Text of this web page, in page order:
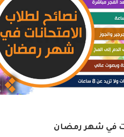
في شهر رمضان